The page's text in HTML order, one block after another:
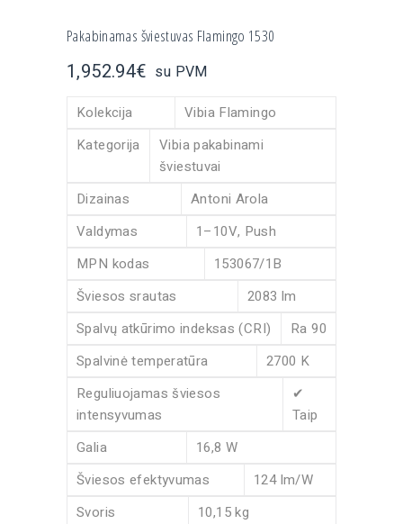
Pakabinamas šviestuvas Flamingo 1530
1,952.94€ su PVM
Kolekcija
Vibia Flamingo
Kategorija
Vibia pakabinami
šviestuvai
Dizainas
Antoni Arola
Valdymas
1–10V, Push
MPN kodas
153067/1B
Šviesos srautas
2083 lm
Spalvų atkūrimo indeksas (CRI)
Ra 90
Spalvinė temperatūra
2700 K
Reguliuojamas šviesos
intensyvumas
✔
Taip
Galia
16,8 W
Šviesos efektyvumas
124 lm/W
Svoris
10,15 kg